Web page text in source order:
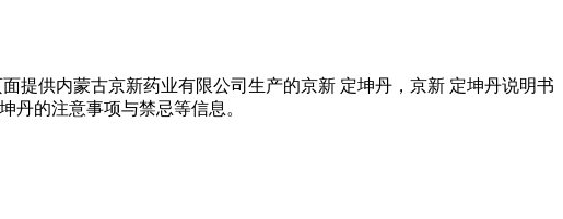
提供内蒙古京新药业有限公司生产的京新 定坤丹，京新 定坤丹说明书
丹的注意事项与禁忌等信息。